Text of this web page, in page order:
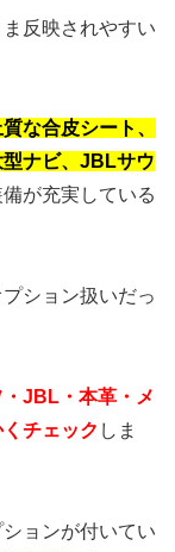
反映されやすい
な合皮シート、
ナビ、JBLサウ
が充実している
ション扱いだっ
JBL・本革・メ
チェック しま
ョンが付いてい